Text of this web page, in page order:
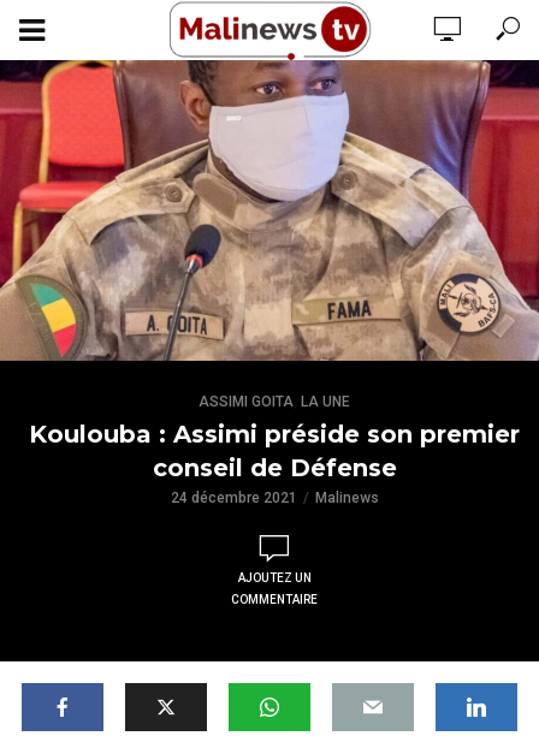
ASSIMI GOITA ,LA UNE
Koulouba : Assimi préside son premier
conseil de Défense
24 décembre 2021 Malinews
AJOUTEZ UN
COMMENTAIRE